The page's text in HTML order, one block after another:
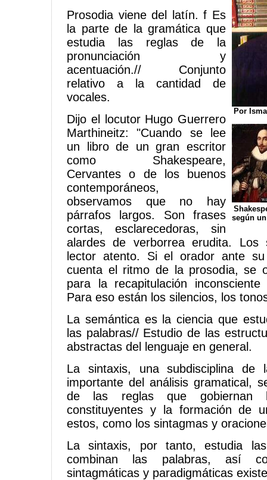
Por
según
Prosodia viene del latín. f Es
la parte de la gramática que
estudia las reglas de la
pronunciación y
acentuación.// Conjunto
relativo a la cantidad de
vocales.
Dijo el locutor Hugo Guerrero
Marthineitz: "Cuando se lee
un libro de un gran escritor
como Shakespeare,
Cervantes o de los buenos
contemporáneos,
observamos que no hay
párrafos largos. Son frases
cortas, esclarecedoras, sin
alardes de verborrea erudita. Los
lector atento. Si el orador ante
cuenta el ritmo de la prosodia, se
para la recapitulación
Para eso están los silencios, los
La semántica es la ciencia que
las palabras// Estudio de las
abstractas del lenguaje en general.
La sintaxis, una subdisciplina de
importante del análisis gramatical,
de las reglas que gobiernan
constituyentes y la formación de
estos, como los sintagmas y
La sintaxis, por tanto, estudia
combinan las palabras, así
sintagmáticas y paradigmáticas